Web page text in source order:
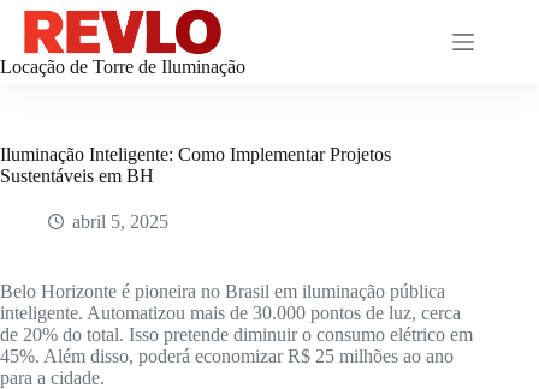
Pular
conteúdo
Locação de Torre de Iluminação
Iluminação Inteligente: Como Implementar Projetos
Sustentáveis em BH
abril 5, 2025
Belo Horizonte é pioneira no Brasil em iluminação pública
inteligente. Automatizou mais de 30.000 pontos de luz, cerca
de 20% do total. Isso pretende diminuir o consumo elétrico em
45%. Além disso, poderá economizar R$ 25 milhões ao ano
para a cidade.